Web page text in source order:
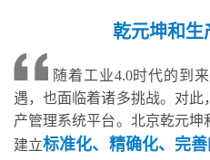
乾元坤和生
随着工业4.0时代的到
遇，也面临着诸多挑战。对
产管理系统平台。北京乾元
建立标准化、精确化、完